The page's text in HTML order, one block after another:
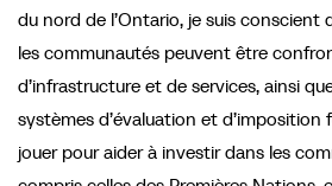
du nord de l’Ontario, je suis conscient
les communautés peuvent être
d’infrastructure et de services, ainsi
systèmes d’évaluation et
jouer pour aider à investir dans les